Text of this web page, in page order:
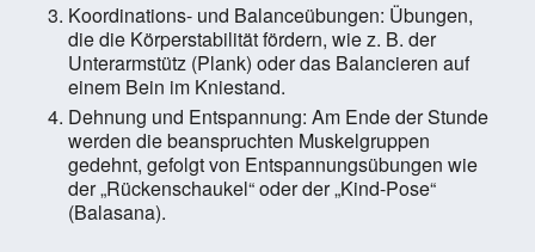
Koordinations- und Balanceübungen: Übungen,
die die Körperstabilität fördern, wie z. B. der
Unterarmstütz (Plank) oder das Balancieren auf
einem Bein im Kniestand.
Dehnung und Entspannung: Am Ende der Stunde
werden die beanspruchten Muskelgruppen
gedehnt, gefolgt von Entspannungsübungen wie
der „Rückenschaukel“ oder der „Kind-Pose“
(Balasana).